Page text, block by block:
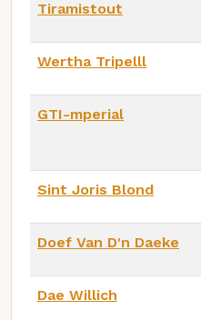
Tiramistout
Wertha Tripelll
GTI-mperial
Sint Joris Blond
Doef Van D'n Daeke
Dae Willich